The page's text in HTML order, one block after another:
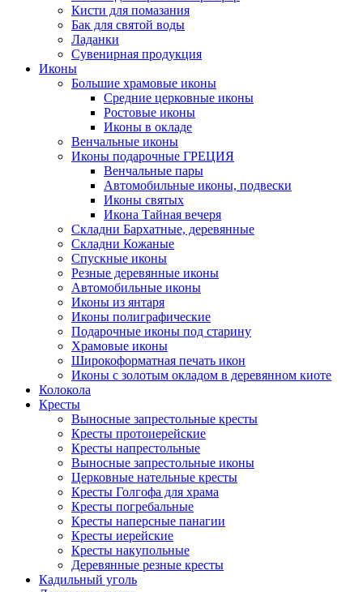
Кисти для помазания
Бак для святой воды
Ладанки
Сувенирная продукция
Иконы
Большие храмовые иконы
Средние церковные иконы
Ростовые иконы
Иконы в окладе
Венчальные иконы
Иконы подарочные ГРЕЦИЯ
Венчальные пары
Автомобильные иконы, подвески
Иконы святых
Икона Тайная вечеря
Складни Бархатные, деревянные
Складни Кожаные
Спускные иконы
Резные деревянные иконы
Автомобильные иконы
Иконы из янтаря
Иконы полиграфические
Подарочные иконы под старину
Храмовые иконы
Широкоформатная печать икон
Иконы с золотым окладом в деревянном киоте
Колокола
Кресты
Выносные запрестольные кресты
Кресты протоиерейские
Кресты напрестольные
Выносные запрестольные иконы
Церковные нательные кресты
Кресты Голгофа для храма
Кресты погребальные
Кресты наперсные панагии
Кресты иерейские
Кресты накупольные
Деревянные резные кресты
Кадильный уголь